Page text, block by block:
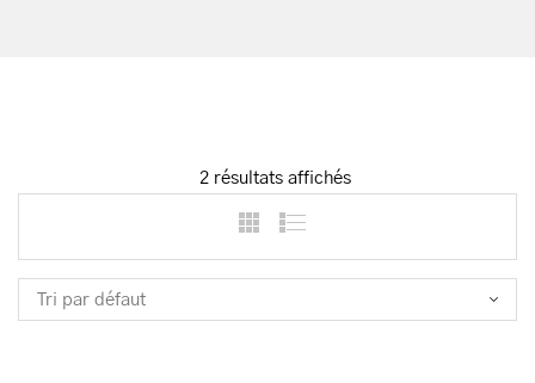
2 résultats affichés